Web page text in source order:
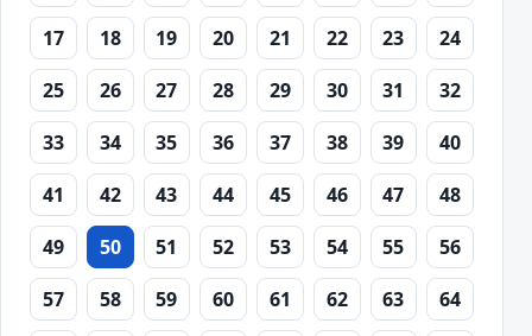
17
18 19 20 21 22 23
24
25
26 27 28 29 30 31
32
33
34 35 36 37 38 39
40
41
42 43 44 45 46 47
48
49
50 51 52 53 54 55
56
57
58 59 60 61 62 63
64